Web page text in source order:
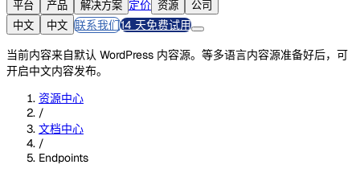
平台 产品 解决方案 定价 资源
公司
中文
中文 联系我们14 天免费试用
当前内容来自默认 WordPress 内容源。等多语言内容源准备好后，可
开启中文内容发布。
资源中心
/
文档中心
/
Endpoints